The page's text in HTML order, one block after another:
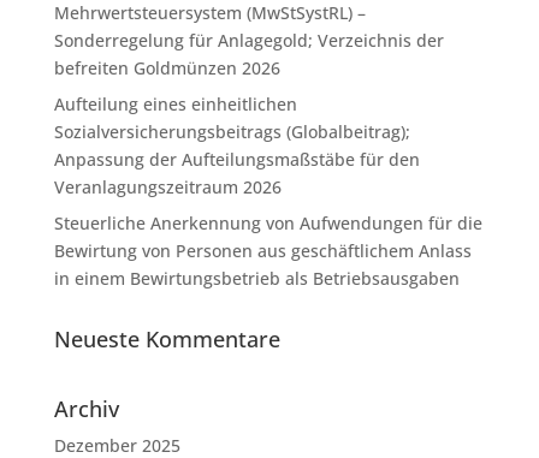
Mehrwertsteuersystem (MwStSystRL) –
Sonderregelung für Anlagegold; Verzeichnis der
befreiten Goldmünzen 2026
Aufteilung eines einheitlichen
Sozialversicherungsbeitrags (Globalbeitrag);
Anpassung der Aufteilungsmaßstäbe für den
Veranlagungszeitraum 2026
Steuerliche Anerkennung von Aufwendungen für die
Bewirtung von Personen aus geschäftlichem Anlass
in einem Bewirtungsbetrieb als Betriebsausgaben
Neueste Kommentare
Archiv
Dezember 2025